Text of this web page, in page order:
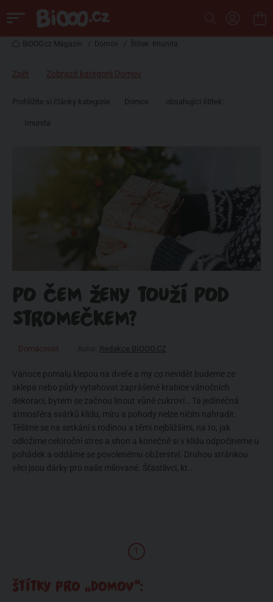
BiOOO.cz Magazin / Domov / Štítek: Imunita
Zpět Zobrazit kategorii Domov
Prohlížíte si články kategorie Domov obsahující štítek:
Imunita
PO ČEM ŽENY TOUŽÍ POD
STROMEČKEM?
Domácnost Redakce BIOOO.CZ
Vánoce pomalu klepou na dveře a my co nevidět budeme ze
sklepa nebo půdy vytahovat zaprášené krabice vánočních
dekorací, bytem se začnou linout vůně cukroví… Ta jedinečná
atmosféra svátků klidu, míru a pohody nelze ničím nahradit.
Těšíme se na setkání s rodinou a těmi nejbližšími, na to, jak
odložíme celoroční stres a shon a konečně si v klidu odpočineme u
pohádek a oddáme se povolenému obžerství. Druhou stránkou
věci jsou dárky pro naše milované. Šťastlivci, kt...
1
ŠTÍTKY PRO „DOMOV“: